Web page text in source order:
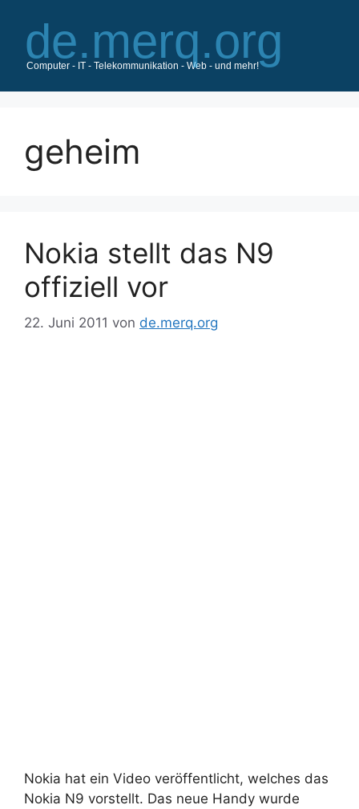
Inhalt
springen
geheim
Nokia stellt das N9
offiziell vor
22. Juni 2011 von de.merq.org
Nokia hat ein Video veröffentlicht, welches das
Nokia N9 vorstellt. Das neue Handy wurde